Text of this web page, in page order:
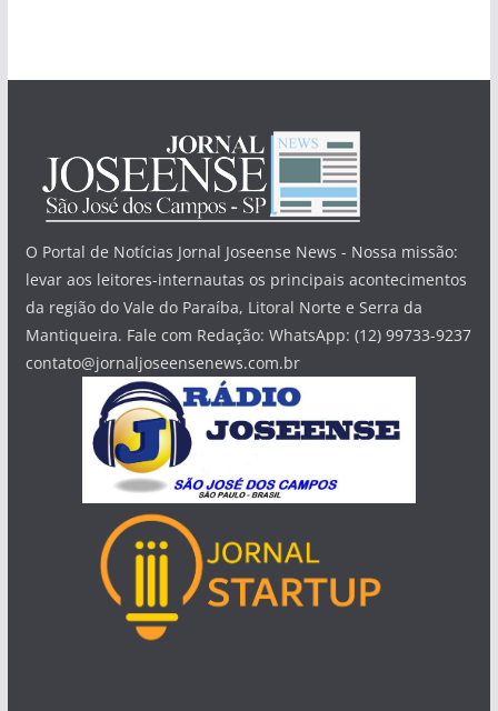
O Portal de Notícias Jornal Joseense News - Nossa missão:
levar aos leitores-internautas os principais acontecimentos
da região do Vale do Paraíba, Litoral Norte e Serra da
Mantiqueira. Fale com Redação: WhatsApp: (12) 99733-9237
contato@jornaljoseensenews.com.br